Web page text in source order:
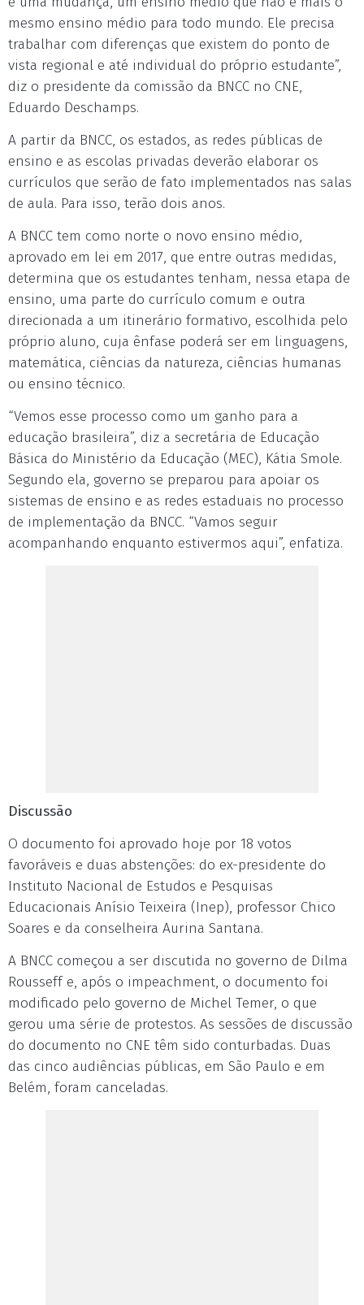
mesmo ensino médio para todo mundo. Ele precisa
trabalhar com diferenças que existem do ponto de
vista regional e até individual do próprio estudante”,
diz o presidente da comissão da BNCC no CNE,
Eduardo Deschamps.
A partir da BNCC, os estados, as redes públicas de
ensino e as escolas privadas deverão elaborar os
currículos que serão de fato implementados nas salas
de aula. Para isso, terão dois anos.
A BNCC tem como norte o novo ensino médio,
aprovado em lei em 2017, que entre outras medidas,
determina que os estudantes tenham, nessa etapa de
ensino, uma parte do currículo comum e outra
direcionada a um itinerário formativo, escolhida pelo
próprio aluno, cuja ênfase poderá ser em linguagens,
matemática, ciências da natureza, ciências humanas
ou ensino técnico.
“Vemos esse processo como um ganho para a
educação brasileira”, diz a secretária de Educação
Básica do Ministério da Educação (MEC), Kátia Smole.
Segundo ela, governo se preparou para apoiar os
sistemas de ensino e as redes estaduais no processo
de implementação da BNCC. “Vamos seguir
acompanhando enquanto estivermos aqui”, enfatiza.
Discussão
O documento foi aprovado hoje por 18 votos
favoráveis e duas abstenções: do ex-presidente do
Instituto Nacional de Estudos e Pesquisas
Educacionais Anísio Teixeira (Inep), professor Chico
Soares e da conselheira Aurina Santana.
A BNCC começou a ser discutida no governo de Dilma
Rousseff e, após o impeachment, o documento foi
modificado pelo governo de Michel Temer, o que
gerou uma série de protestos. As sessões de discussão
do documento no CNE têm sido conturbadas. Duas
das cinco audiências públicas, em São Paulo e em
Belém, foram canceladas.